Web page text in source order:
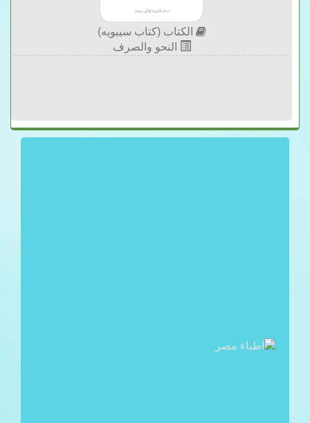
الكتاب (كتاب سيبويه)
النحو والصرف